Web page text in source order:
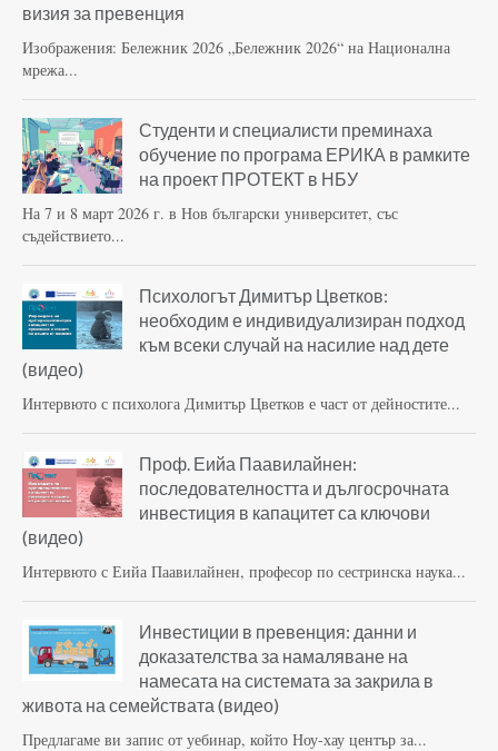
визия за превенция
Изображения: Бележник 2026 „Бележник 2026“ на Национална
мрежа...
Студенти и специалисти преминаха
обучение по програма ЕРИКА в рамките
на проект ПРОТЕКТ в НБУ
На 7 и 8 март 2026 г. в Нов български университет, със
съдействието...
Психологът Димитър Цветков:
необходим е индивидуализиран подход
към всеки случай на насилие над дете
(видео)
Интервюто с психолога Димитър Цветков е част от дейностите...
Проф. Еийа Паавилайнен:
последователността и дългосрочната
инвестиция в капацитет са ключови
(видео)
Интервюто с Еийа Паавилайнен, професор по сестринска наука...
Инвестиции в превенция: данни и
доказателства за намаляване на
намесата на системата за закрила в
живота на семействата (видео)
Предлагаме ви запис от уебинар, който Ноу-хау център за...